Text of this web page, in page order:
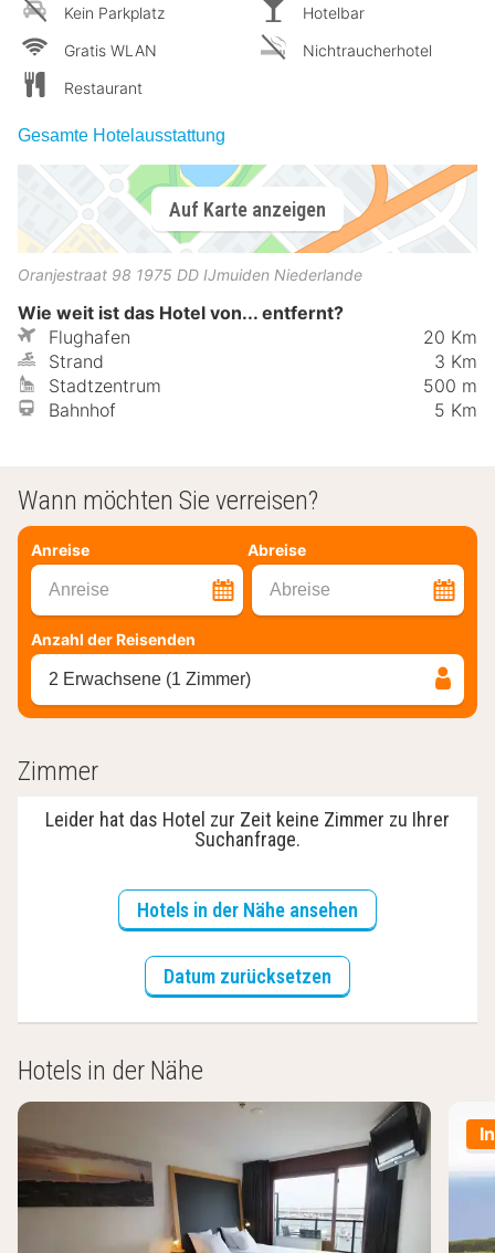
Kein Parkplatz
Gratis WLAN
Restaurant
Hotelbar
Nichtraucherhotel
Gesamte Hotelausstattung
Auf Karte anzeigen
Oranjestraat 98 1975 DD IJmuiden Niederlande
Wie weit ist das Hotel von... entfernt?
Flughafen
20 Km
Strand
3 Km
Stadtzentrum
500 m
Bahnhof
5 Km
Wann möchten Sie verreisen?
Anreise Abreise
Anreise Abreise
Anzahl der Reisenden
2 Erwachsene (1 Zimmer)
Zimmer
Leider hat das Hotel zur Zeit keine Zimmer zu Ihrer
Suchanfrage.
Hotels in der Nähe ansehen
Datum zurücksetzen
Hotels in der Nähe